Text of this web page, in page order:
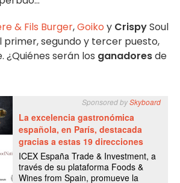
& Fils Burger,Goiko y CrispySoul
primer, segundo y tercer puesto,
serán los ganadoresde